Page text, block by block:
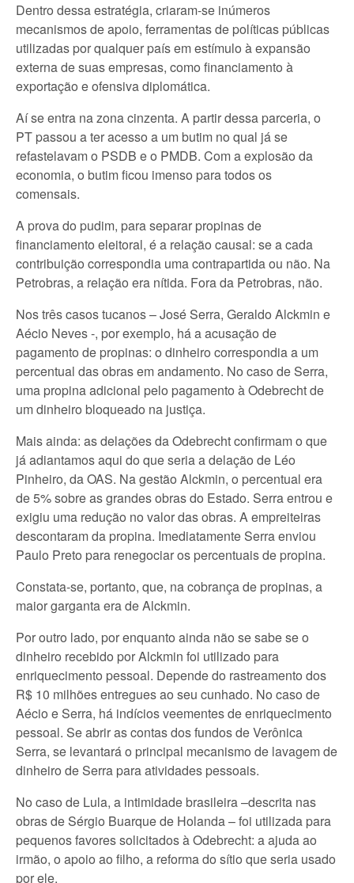
Dentro dessa estratégia, criaram-se inúmeros
mecanismos de apoio, ferramentas de políticas públicas
utilizadas por qualquer país em estímulo à expansão
externa de suas empresas, como financiamento à
exportação e ofensiva diplomática.
Aí se entra na zona cinzenta. A partir dessa parceria, o
PT passou a ter acesso a um butim no qual já se
refastelavam o PSDB e o PMDB. Com a explosão da
economia, o butim ficou imenso para todos os
comensais.
A prova do pudim, para separar propinas de
financiamento eleitoral, é a relação causal: se a cada
contribuição correspondia uma contrapartida ou não. Na
Petrobras, a relação era nítida. Fora da Petrobras, não.
Nos três casos tucanos – José Serra, Geraldo Alckmin e
Aécio Neves -, por exemplo, há a acusação de
pagamento de propinas: o dinheiro correspondia a um
percentual das obras em andamento. No caso de Serra,
uma propina adicional pelo pagamento à Odebrecht de
um dinheiro bloqueado na justiça.
Mais ainda: as delações da Odebrecht confirmam o que
já adiantamos aqui do que seria a delação de Léo
Pinheiro, da OAS. Na gestão Alckmin, o percentual era
de 5% sobre as grandes obras do Estado. Serra entrou e
exigiu uma redução no valor das obras. A empreiteiras
descontaram da propina. Imediatamente Serra enviou
Paulo Preto para renegociar os percentuais de propina.
Constata-se, portanto, que, na cobrança de propinas, a
maior garganta era de Alckmin.
Por outro lado, por enquanto ainda não se sabe se o
dinheiro recebido por Alckmin foi utilizado para
enriquecimento pessoal. Depende do rastreamento dos
R$ 10 milhões entregues ao seu cunhado. No caso de
Aécio e Serra, há indícios veementes de enriquecimento
pessoal. Se abrir as contas dos fundos de Verônica
Serra, se levantará o principal mecanismo de lavagem de
dinheiro de Serra para atividades pessoais.
No caso de Lula, a intimidade brasileira –descrita nas
obras de Sérgio Buarque de Holanda – foi utilizada para
pequenos favores solicitados à Odebrecht: a ajuda ao
irmão, o apoio ao filho, a reforma do sítio que seria usado
por ele.